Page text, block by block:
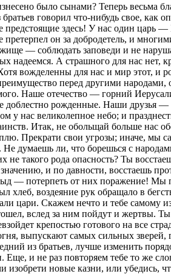
было сынами? Теперь весьма
говорил что-нибудь свое, как
предстоящие здесь! У нас один царь
претерпел он за добродетель, и
— соблюдать заповеди и не
надеемся. А страшного для нас
вожделенны для нас и мир этот, и
перед другими
Наше отечество — горний
доблестно рожденные. Наши друзья
у нас великолепное небо; и
Итак, не обольщай больше нас
Прекрати свои угрозы; иначе, мы
Не думаешь ли, что борешься с
не такого рода опасность? Ты
и по давности, восстаешь
— потерпеть от них поражение! Мы
хлеб, воздеяние рук обращало в
цари. Скажем нечто и тебе самому
вслед за ним пойдут и жертвы.
крепостью готового на все
выпускают самых сильных
из братьев, лучше изменить
и не раз повторяем тебе то же
изобрети новые казни, или убедись,